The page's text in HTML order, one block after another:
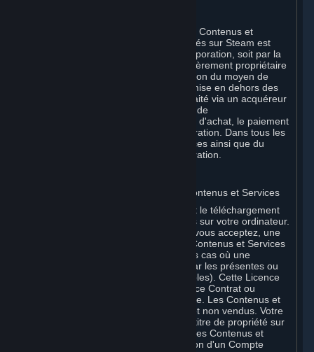
Le traitement de paiements relatifs aux Contenus et
Services et/ou produits matériels achetés sur Steam est
effectué soit directement par Valve Corporation, soit par la
filiale Valve GmbH i.L. dont elle est entièrement propriétaire
au nom de Valve Corporation, en fonction du moyen de
paiement utilisé. Si votre carte a été émise en dehors des
États-Unis, votre paiement peut être traité via un acquéreur
européen par Valve GmbH i.L. au nom de
Valve Corporation. Pour tout autre type d'achat, le paiement
est perçu directement par Valve Corporation. Dans tous les
cas, la livraison des Contenus et Services ainsi que du
matériel est effectuée par Valve Corporation.
A. Licence générale d'utilisation des Contenus et Services
Steam et vos Souscriptions nécessitent le téléchargement
et l'installation de Contenus et Services sur votre ordinateur.
Par la présente, Valve vous octroie, et vous acceptez, une
licence non exclusive d'utilisation des Contenus et Services
à titre privé et non commercial (sauf les cas où une
utilisation commerciale est autorisée par les présentes ou
les Conditions de Souscription applicables). Cette Licence
prend fin à la date de résiliation (a) de ce Contrat ou
(b) d’une Souscription incluant la licence. Les Contenus et
Services sont concédés sous licence, et non vendus. Votre
licence ne vous confère aucun droit ni titre de propriété sur
les Contenus et Services. Pour utiliser les Contenus et
Services, vous devez être en possession d'un Compte